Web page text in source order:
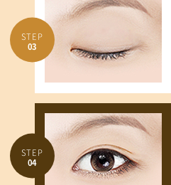
STEP
03
STEP
04